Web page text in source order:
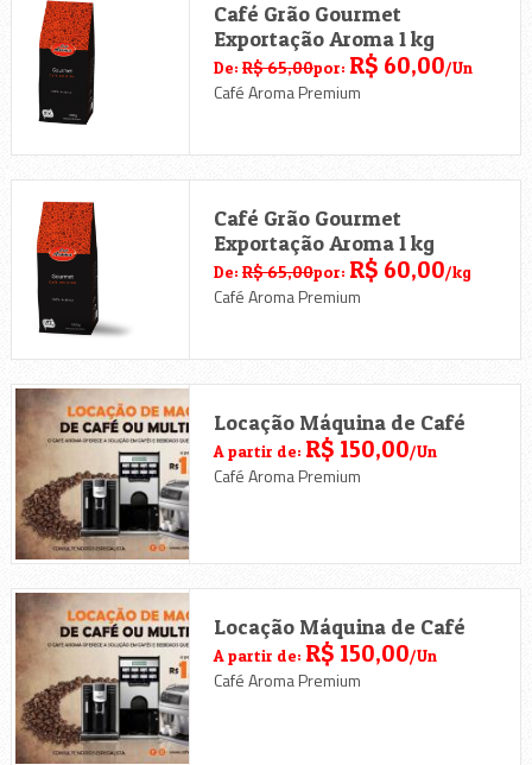
Café Grão Gourmet
Exportação Aroma 1 kg
De: R$ 65,00por: R$ 60,00/Un
Café Aroma Premium
Café Grão Gourmet
Exportação Aroma 1 kg
De: R$ 65,00por: R$ 60,00/kg
Café Aroma Premium
Locação Máquina de Café
A partir de: R$ 150,00/Un
Café Aroma Premium
Locação Máquina de Café
A partir de: R$ 150,00/Un
Café Aroma Premium